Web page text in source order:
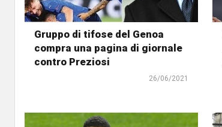
Gruppo di tifose del Genoa
compra una pagina di giornale
contro Preziosi
26/06/2021